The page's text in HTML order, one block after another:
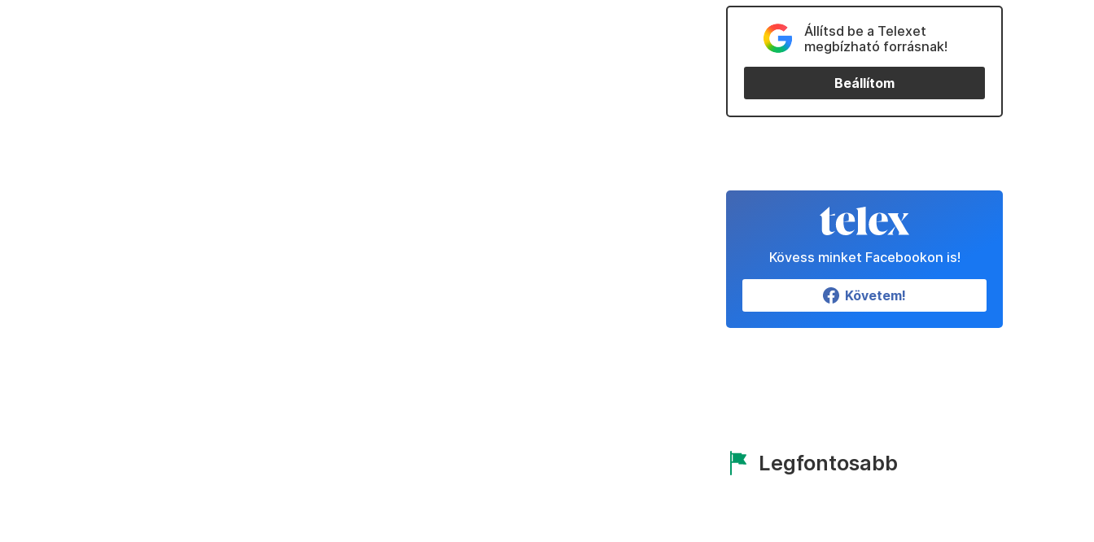
Állítsd be a Telexet
megbízható forrásnak!
Beállítom
Kövess minket Facebookon is!
Követem!
Legfontosabb